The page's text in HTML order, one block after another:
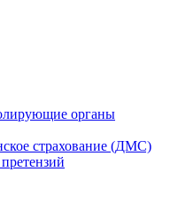
органы
страхование (ДМС)